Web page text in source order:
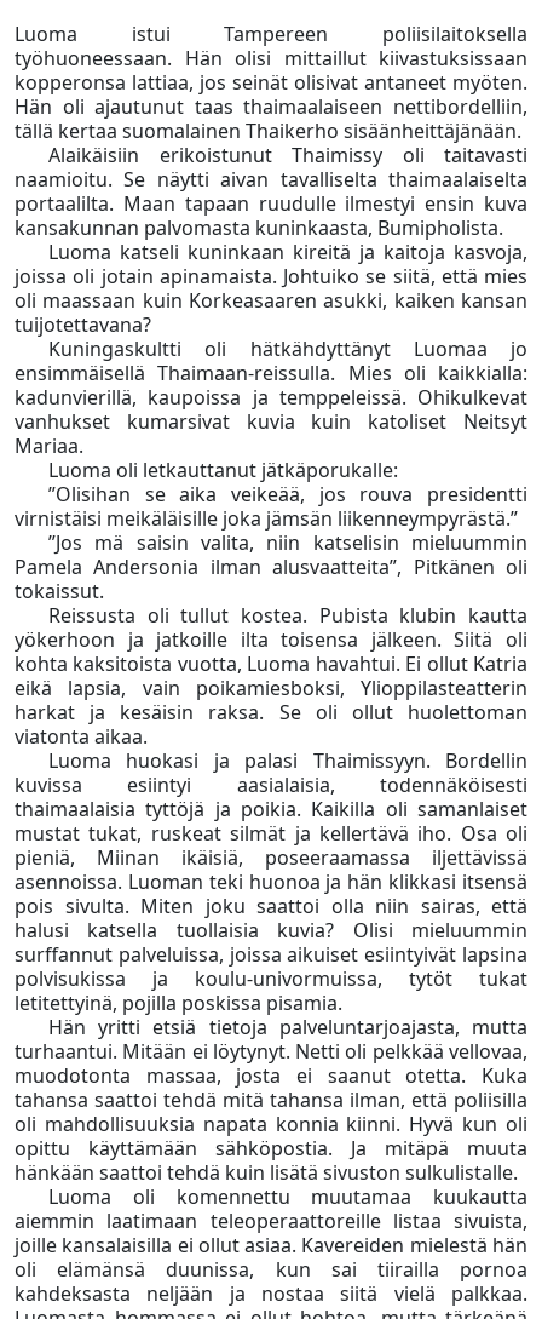
Luoma istui Tampereen poliisilaitoksella
työhuoneessaan. Hän olisi mittaillut kiivastuksissaan
kopperonsa lattiaa, jos seinät olisivat antaneet myöten.
Hän oli ajautunut taas thaimaalaiseen nettibordelliin,
tällä kertaa suomalainen Thaikerho sisäänheittäjänään.
Alaikäisiin erikoistunut Thaimissy oli taitavasti
naamioitu. Se näytti aivan tavalliselta thaimaalaiselta
portaalilta. Maan tapaan ruudulle ilmestyi ensin kuva
kansakunnan palvomasta kuninkaasta, Bumipholista.
Luoma katseli kuninkaan kireitä ja kaitoja kasvoja,
joissa oli jotain apinamaista. Johtuiko se siitä, että mies
oli maassaan kuin Korkeasaaren asukki, kaiken kansan
tuijotettavana?
Kuningaskultti oli hätkähdyttänyt Luomaa jo
ensimmäisellä Thaimaan-reissulla. Mies oli kaikkialla:
kadunvierillä, kaupoissa ja temppeleissä. Ohikulkevat
vanhukset kumarsivat kuvia kuin katoliset Neitsyt
Mariaa.
Luoma oli letkauttanut jätkäporukalle:
”Olisihan se aika veikeää, jos rouva presidentti
virnistäisi meikäläisille joka jämsän liikenneympyrästä.”
”Jos mä saisin valita, niin katselisin mieluummin
Pamela Andersonia ilman alusvaatteita”, Pitkänen oli
tokaissut.
Reissusta oli tullut kostea. Pubista klubin kautta
yökerhoon ja jatkoille ilta toisensa jälkeen. Siitä oli
kohta kaksitoista vuotta, Luoma havahtui. Ei ollut Katria
eikä lapsia, vain poikamiesboksi, Ylioppilasteatterin
harkat ja kesäisin raksa. Se oli ollut huolettoman
viatonta aikaa.
Luoma huokasi ja palasi Thaimissyyn. Bordellin
kuvissa esiintyi aasialaisia, todennäköisesti
thaimaalaisia tyttöjä ja poikia. Kaikilla oli samanlaiset
mustat tukat, ruskeat silmät ja kellertävä iho. Osa oli
pieniä, Miinan ikäisiä, poseeraamassa iljettävissä
asennoissa. Luoman teki huonoa ja hän klikkasi itsensä
pois sivulta. Miten joku saattoi olla niin sairas, että
halusi katsella tuollaisia kuvia? Olisi mieluummin
surffannut palveluissa, joissa aikuiset esiintyivät lapsina
polvisukissa ja koulu-univormuissa, tytöt tukat
letitettyinä, pojilla poskissa pisamia.
Hän yritti etsiä tietoja palveluntarjoajasta, mutta
turhaantui. Mitään ei löytynyt. Netti oli pelkkää vellovaa,
muodotonta massaa, josta ei saanut otetta. Kuka
tahansa saattoi tehdä mitä tahansa ilman, että poliisilla
oli mahdollisuuksia napata konnia kiinni. Hyvä kun oli
opittu käyttämään sähköpostia. Ja mitäpä muuta
hänkään saattoi tehdä kuin lisätä sivuston sulkulistalle.
Luoma oli komennettu muutamaa kuukautta
aiemmin laatimaan teleoperaattoreille listaa sivuista,
joille kansalaisilla ei ollut asiaa. Kavereiden mielestä hän
oli elämänsä duunissa, kun sai tiirailla pornoa
kahdeksasta neljään ja nostaa siitä vielä palkkaa.